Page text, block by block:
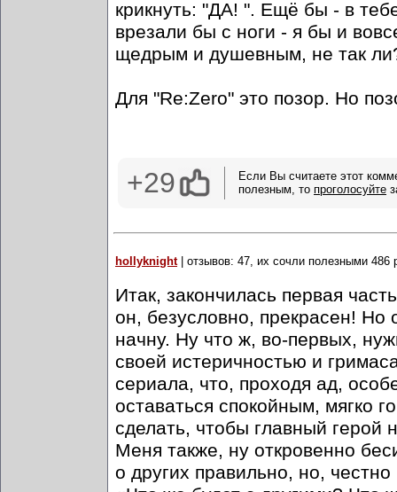
крикнуть: "ДА! ". Ещё бы - в
врезали бы с ноги - я бы и
щедрым и душевным, не так
Для "Re:Zero" это позор. Но
+29
Если Вы считаете этот
полезным, то проголосуйте
hollyknight| отзывов: 47, их сочли полезными 486
Итак, закончилась первая
он, безусловно, прекрасен! Но
начну. Ну что ж, во-первых,
своей истеричностью и
сериала, что, проходя ад,
оставаться спокойным, мягко
сделать, чтобы главный герой
Меня также, ну откровенно
о других правильно, но,